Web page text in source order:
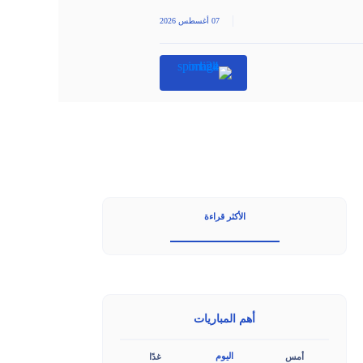
07 أغسطس 2026
الأكثر قراءة
أهم المباريات
أمس اليوم غدًا